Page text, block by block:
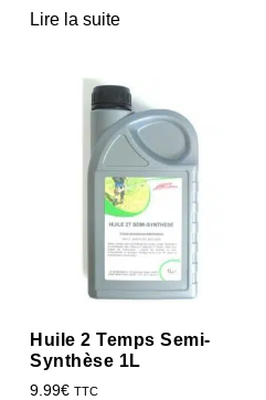
Lire la suite
Huile 2 Temps Semi-
Synthèse 1L
9.99€ TTC